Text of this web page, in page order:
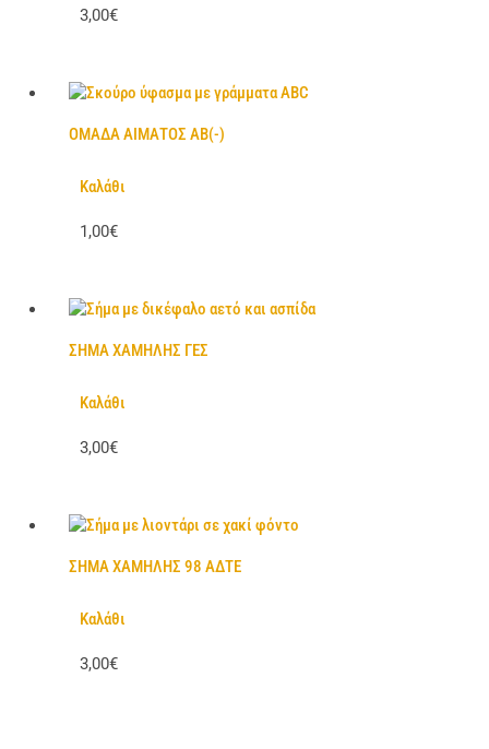
3,00€
ΟΜΑΔΑ ΑΙΜΑΤΟΣ ΑΒ(-)
Καλάθι
1,00€
ΣΗΜΑ ΧΑΜΗΛΗΣ ΓΕΣ
Καλάθι
3,00€
ΣΗΜΑ ΧΑΜΗΛΗΣ 98 ΑΔΤΕ
Καλάθι
3,00€